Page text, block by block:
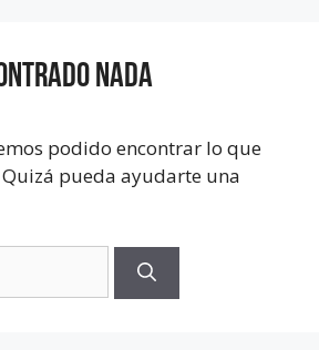
nada
podido encontrar lo que
pueda ayudarte una